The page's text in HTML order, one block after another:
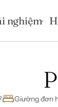
nghiệm
Giường đơn